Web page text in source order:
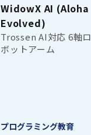
WidowX AI (Aloha
Evolved)
Trossen AI対応 6軸ロ
ボットアーム
プログラミング教育